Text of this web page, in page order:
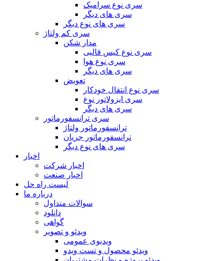
سری نوع سرامیک
سری های دیگر
سری های نوع دیگر
سری کم ولتاژ
مدار شکن
سری نوع کیس قالبی
سری نوع هوا
سری های دیگر
تعویض
سری نوع انتقال خودکار
سری ایزولاتور نوع
سری های دیگر
سری ترانسفورماتور
ترانسفورماتور ولتاژ
ترانسفورماتور جریان
سری های نوع دیگر
اخبار
اخبار شرکت
اخبار صنعت
لیست راه حل
درباره ما
سوالات متداول
دانلود
گواهی
ویدئو و تصویر
ویدیوی عمومی
ویدئو محصول و تست ویدو